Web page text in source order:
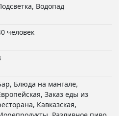
Водопад
человек
Блюда на мангале,
Заказ еды из
Кавказская,